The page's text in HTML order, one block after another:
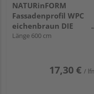
NATURinFORM
Fassadenprofil WPC
eichenbraun DIE
GESTALTENDE -
Länge 600 cm
17,30 € /